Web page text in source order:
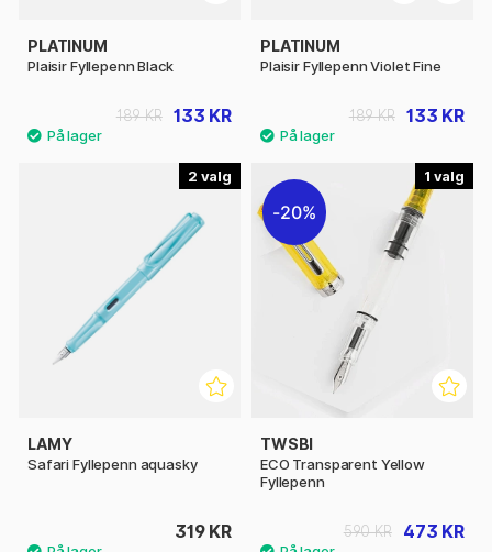
PLATINUM
Plaisir Fyllepenn Black
133 KR
189 KR
PLATINUM
Plaisir Fyllepenn Violet Fine
133 KR
189 KR
2
LAMY
Safari Fyllepenn aquasky
319 KR
1
20%
TWSBI
ECO Transparent Yellow
Fyllepenn
473 KR
590 KR